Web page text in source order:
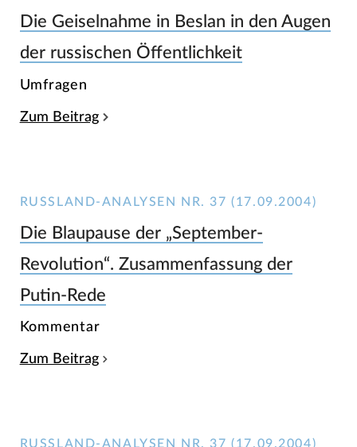
Die Geiselnahme in Beslan in den Augen
der russischen Öffentlichkeit
Umfragen
Zum Beitrag
RUSSLAND-ANALYSEN NR. 37 (17.09.2004)
Die Blaupause der „September-
Revolution“. Zusammenfassung der
Putin-Rede
Kommentar
Zum Beitrag
RUSSLAND-ANALYSEN NR. 37 (17.09.2004)